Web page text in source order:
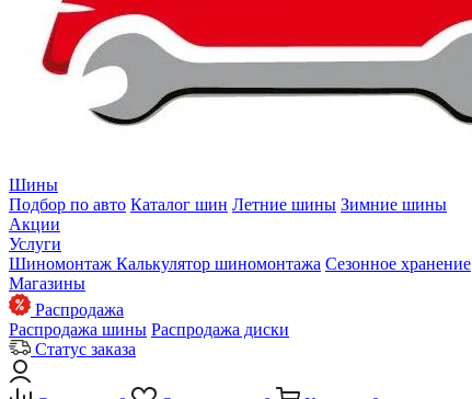
Шины
Подбор по авто Каталог шин Летние шины Зимние шины
Акции
Услуги
Шиномонтаж Калькулятор шиномонтажа Сезонное хранение
Магазины
Распродажа
Распродажа шины Распродажа диски
Статус заказа